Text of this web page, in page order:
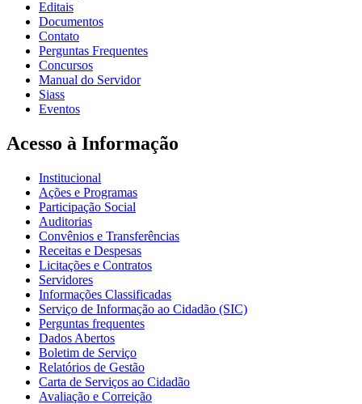
Editais
Documentos
Contato
Perguntas Frequentes
Concursos
Manual do Servidor
Siass
Eventos
Acesso à Informação
Institucional
Ações e Programas
Participação Social
Auditorias
Convênios e Transferências
Receitas e Despesas
Licitações e Contratos
Servidores
Informações Classificadas
Serviço de Informação ao Cidadão (SIC)
Perguntas frequentes
Dados Abertos
Boletim de Serviço
Relatórios de Gestão
Carta de Serviços ao Cidadão
Avaliação e Correição